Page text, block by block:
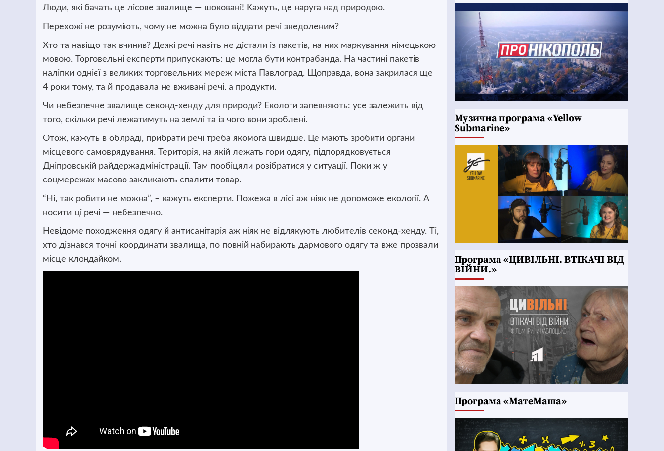
Люди, які бачать це лісове звалище — шоковані! Кажуть, це наруга над природою.
Перехожі не розуміють, чому не можна було віддати речі знедоленим?
Хто та навіщо так вчинив? Деякі речі навіть не дістали із пакетів, на них маркування німецькою
мовою. Торговельні експерти припускають: це могла бути контрабанда. На частині пакетів
наліпки однієї з великих торговельних мереж міста Павлоград. Щоправда, вона закрилася ще
4 роки тому, та й продавала не вживані речі, а продукти.
Чи небезпечне звалище секонд-хенду для природи? Екологи запевняють: усе залежить від
того, скільки речі лежатимуть на землі та із чого вони зроблені.
Отож, кажуть в облраді, прибрати речі треба якомога швидше. Це мають зробити органи
місцевого самоврядування. Територія, на якій лежать гори одягу, підпорядковується
Дніпровській райдержадміністрації. Там пообіцяли розібратися у ситуації. Поки ж у
соцмережах масово закликають спалити товар.
“Ні, так робити не можна”, – кажуть експерти. Пожежа в лісі аж ніяк не допоможе екології. А
носити ці речі — небезпечно.
Невідоме походження одягу й антисанітарія аж ніяк не відлякують любителів секонд-хенду. Ті,
хто дізнався точні координати звалища, по повній набирають дармового одягу та вже прозвали
місце клондайком.
Музична програма «Yellow
Submarine»
Програма «ЦИВІЛЬНІ. ВТІКАЧІ ВІД
ВІЙНИ.»
Програма «МатеМаша»